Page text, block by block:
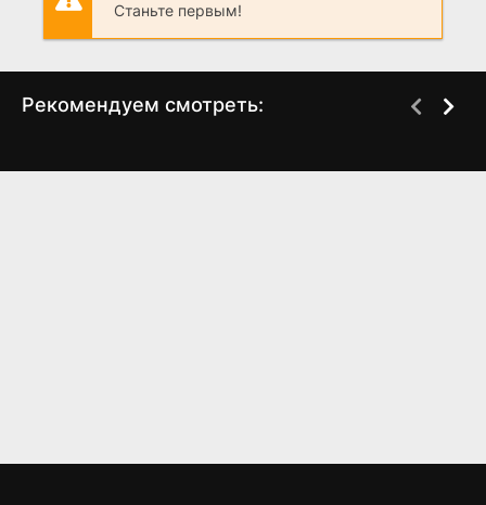
Станьте первым!
Рекомендуем смотреть: